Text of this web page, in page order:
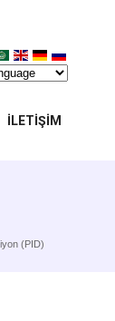
İLETIŞIM
(PID)